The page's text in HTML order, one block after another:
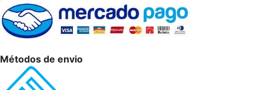
Métodos de envio